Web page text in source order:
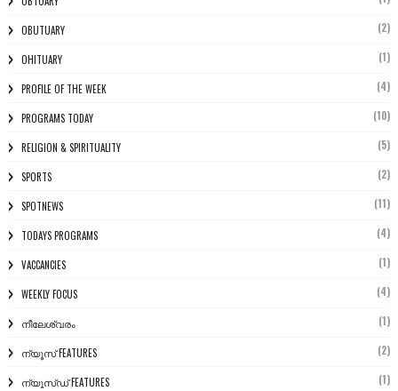
OBUTUARY (2)
OHITUARY (1)
PROFILE OF THE WEEK (4)
PROGRAMS TODAY (10)
RELIGION & SPIRITUALITY (5)
SPORTS (2)
SPOTNEWS (11)
TODAYS PROGRAMS (4)
VACCANCIES (1)
WEEKLY FOCUS (4)
നീലേശ്വരം (1)
ന്യൂസ് FEATURES (2)
ന്യൂസ്ഡ് FEATURES (1)